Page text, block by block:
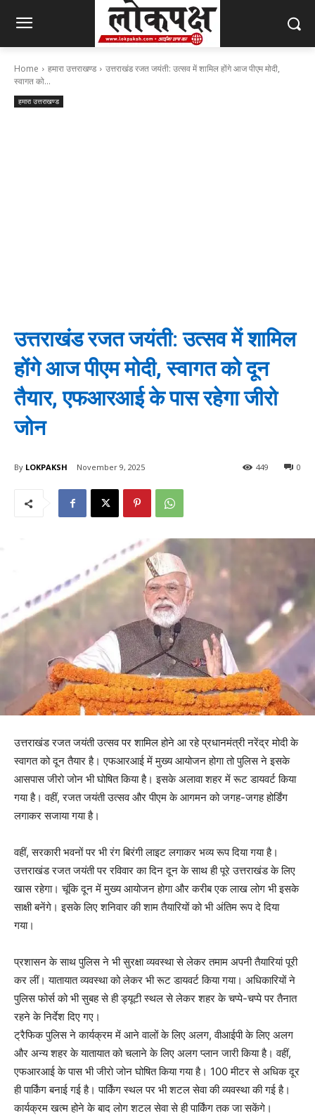
Home हमारा उत्तराखण्ड
उत्तराखंड रजत जयंती: उत्सव में शामिल होंगे आज पीएम मोदी,
स्वागत को...
हमारा उत्तराखण्ड
उत्तराखंड रजत जयंती: उत्सव में शामिल
होंगे आज पीएम मोदी, स्वागत को दून
तैयार, एफआरआई के पास रहेगा जीरो
जोन
By LOKPAKSH November 9, 2025 0
449
उत्तराखंड रजत जयंती उत्सव पर शामिल होने आ रहे प्रधानमंत्री नरेंद्र मोदी के
स्वागत को दून तैयार है। एफआरआई में मुख्य आयोजन होगा तो पुलिस ने इसके
आसपास जीरो जोन भी घोषित किया है। इसके अलावा शहर में रूट डायवर्ट किया
गया है। वहीं, रजत जयंती उत्सव और पीएम के आगमन को जगह-जगह होर्डिंग
लगाकर सजाया गया है।
वहीं, सरकारी भवनों पर भी रंग बिरंगी लाइट लगाकर भव्य रूप दिया गया है।
उत्तराखंड रजत जयंती पर रविवार का दिन दून के साथ ही पूरे उत्तराखंड के लिए
खास रहेगा। चूंकि दून में मुख्य आयोजन होगा और करीब एक लाख लोग भी इसके
साक्षी बनेंगे। इसके लिए शनिवार की शाम तैयारियों को भी अंतिम रूप दे दिया
गया।
प्रशासन के साथ पुलिस ने भी सुरक्षा व्यवस्था से लेकर तमाम अपनी तैयारियां पूरी
कर लीं। यातायात व्यवस्था को लेकर भी रूट डायवर्ट किया गया। अधिकारियों ने
पुलिस फोर्स को भी सुबह से ही ड्यूटी स्थल से लेकर शहर के चप्पे-चप्पे पर तैनात
रहने के निर्देश दिए गए।
ट्रैफिक पुलिस ने कार्यक्रम में आने वालों के लिए अलग, वीआईपी के लिए अलग
और अन्य शहर के यातायात को चलाने के लिए अलग प्लान जारी किया है। वहीं,
एफआरआई के पास भी जीरो जोन घोषित किया गया है। 100 मीटर से अधिक दूर
ही पार्किंग बनाई गई है। पार्किंग स्थल पर भी शटल सेवा की व्यवस्था की गई है।
कार्यक्रम खत्म होने के बाद लोग शटल सेवा से ही पार्किंग तक जा सकेंगे।